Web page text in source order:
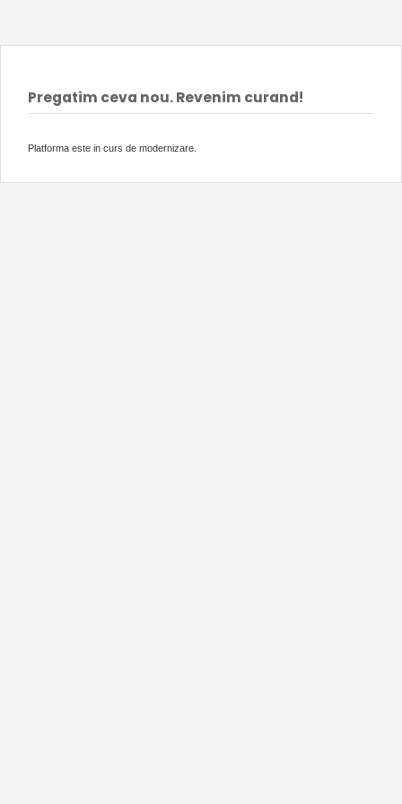
Pregatim ceva nou. Revenim curand!
Platforma este in curs de modernizare.